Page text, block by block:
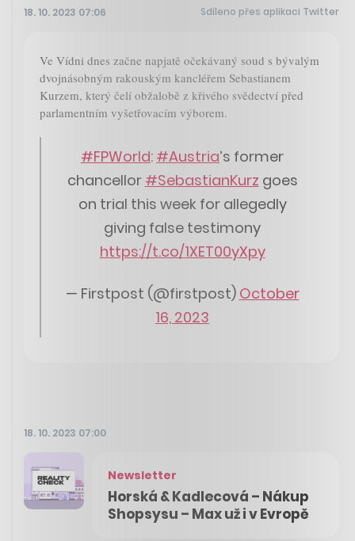
18. 10. 2023 07:06 Sdíleno přes aplikaci Twitter
Ve Vídni dnes začne napjatě očekávaný soud s bývalým
dvojnásobným rakouským kancléřem Sebastianem
Kurzem, který čelí obžalobě z křivého svědectví před
parlamentním vyšetřovacím výborem.
#FPWorld: #Austria’s former
chancellor #SebastianKurz goes
on trial this week for allegedly
giving false testimony
https://t.co/1XET00yXpy
— Firstpost (@firstpost) October
16, 2023
18. 10. 2023 07:00
Newsletter
Horská & Kadlecová – Nákup
Shopsysu – Max už i v Evropě